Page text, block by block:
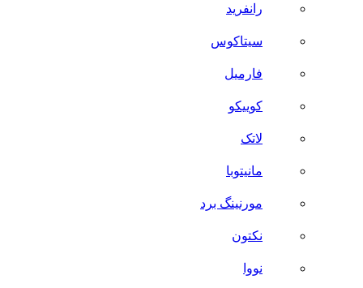
رانفرید
سیتاکوس
فارمیل
کوییکو
لاتک
مانیتوبا
مورنینگ برد
نکتون
نووا